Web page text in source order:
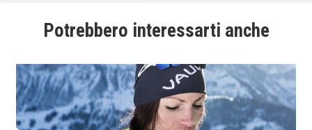
Potrebbero interessarti anche